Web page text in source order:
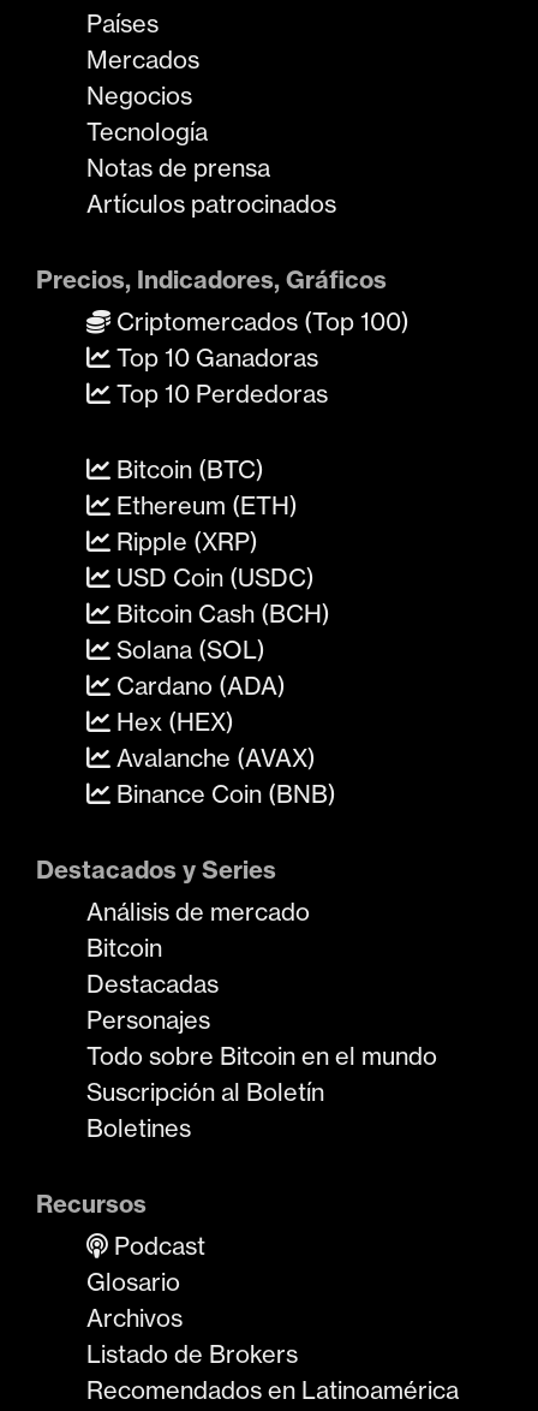
Países
Mercados
Negocios
Tecnología
Notas de prensa
Artículos patrocinados
Precios, Indicadores, Gráficos
Criptomercados (Top 100)
Top 10 Ganadoras
Top 10 Perdedoras
Bitcoin (BTC)
Ethereum (ETH)
Ripple (XRP)
USD Coin (USDC)
Bitcoin Cash (BCH)
Solana (SOL)
Cardano (ADA)
Hex (HEX)
Avalanche (AVAX)
Binance Coin (BNB)
Destacados y Series
Análisis de mercado
Bitcoin
Destacadas
Personajes
Todo sobre Bitcoin en el mundo
Suscripción al Boletín
Boletines
Recursos
Podcast
Glosario
Archivos
Listado de Brokers
Recomendados en Latinoamérica